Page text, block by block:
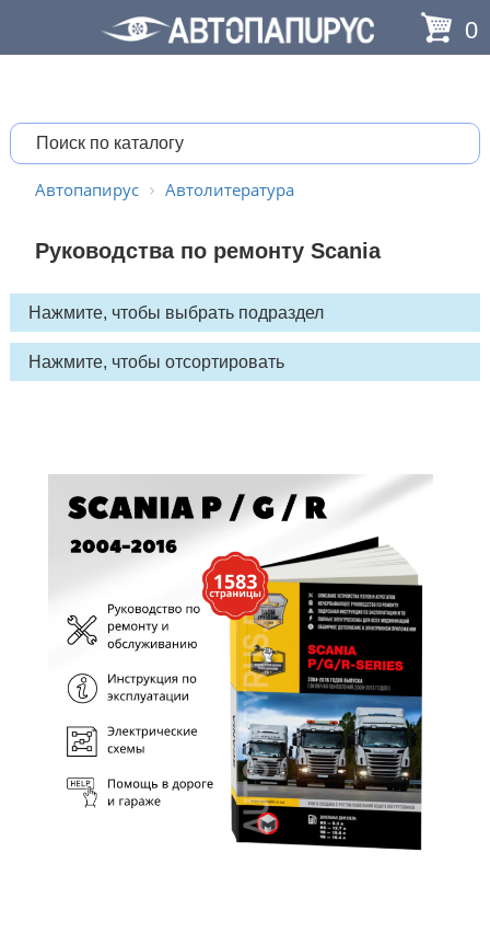
0
Автопапирус Автолитература
Руководства по ремонту Scania